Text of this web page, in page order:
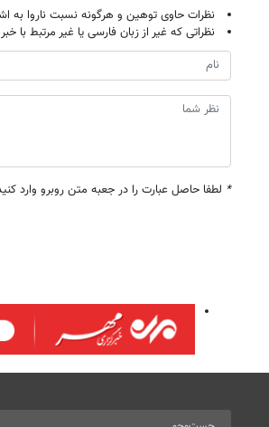
نظرات حاوی توهین و هرگونه نسبت ناروا
نظراتی که غیر از زبان فارسی یا غیر مرتبط با
* لطفا حاصل عبارت را در جعبه متن روبرو وارد